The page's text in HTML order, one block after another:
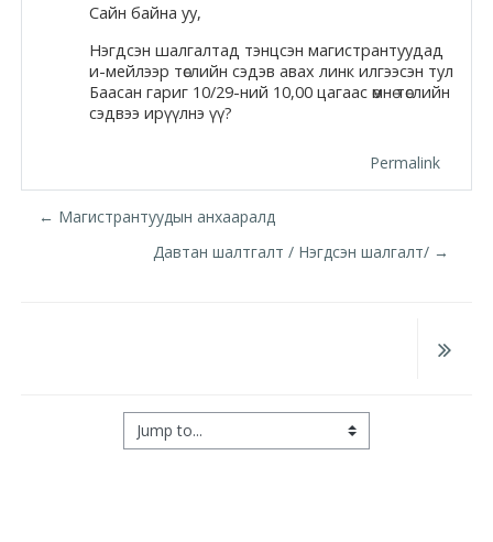
Moodle.com
жишээ 2
Moodle
Сайн байна уу,
Нэгдсэн шалгалтад тэнцсэн магистрантуудад
и-мейлээр төслийн сэдэв авах линк илгээсэн тул
Баасан гариг 10/29-ний 10,00 цагаас өмнө төслийн
сэдвээ ирүүлнэ үү?
Permalink
← Магистрантуудын анхааралд
Давтан шалтгалт / Нэгдсэн шалгалт/ →
Jump to...